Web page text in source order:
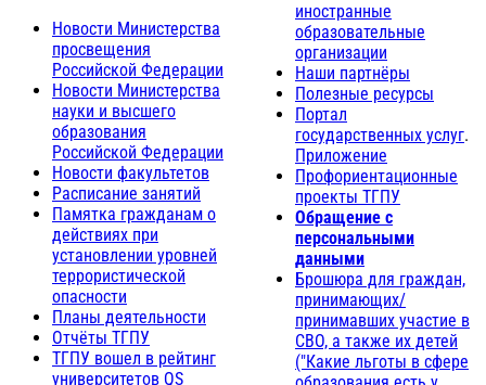
Новости Министерства
просвещения
Российской Федерации
Новости Министерства
науки и высшего
образования
Российской Федерации
Новости факультетов
Расписание занятий
Памятка гражданам о
действиях при
установлении уровней
террористической
опасности
Планы деятельности
Отчёты ТГПУ
ТГПУ вошел в рейтинг
университетов QS
иностранные
образовательные
организации
Наши партнёры
Полезные ресурсы
Портал
государственных услуг.
Приложение
Профориентационные
проекты ТГПУ
Обращение с
персональными
данными
Брошюра для граждан,
принимающих/
принимавших участие в
СВО, а также их детей
("Какие льготы в сфере